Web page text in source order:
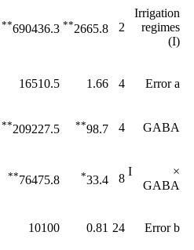
Irrigation
regimes
(I)
2
2665.8
**
690436.3
**
Error a
4
1.66
16510.5
GABA
4
98.7
**
209227.5
**
I ×
GABA
8
33.4
*
76475.8
**
Error b
24
0.81
10100